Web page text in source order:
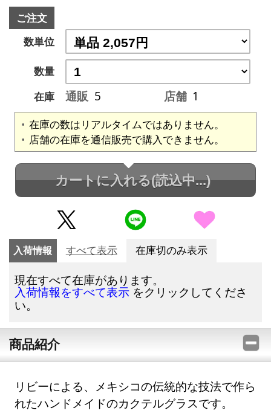
ご注文
数単位
数量
在庫
通販 5 店舗 1
在庫の数はリアルタイムではありません。
店舗の在庫を通信販売で購入できません。
カートに入れる(読込中...)
入荷情報 すべて表示 在庫切のみ表示
現在すべて在庫があります。
入荷情報をすべて表示 をクリックしてくださ
い。
商品紹介
リビーによる、メキシコの伝統的な技法で作ら
れたハンドメイドのカクテルグラスです。